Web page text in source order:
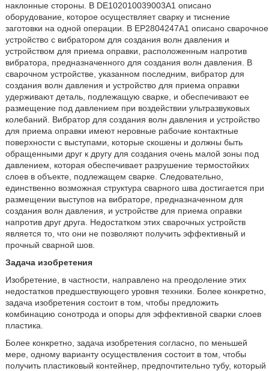
наклонные стороны. В DE102010039003А1 описано
оборудование, которое осуществляет сварку и тиснение
заготовки на одной операции. В ЕР2804247А1 описано сварочное
устройство с вибратором для создания волн давления и
устройством для приема оправки, расположенным напротив
вибратора, предназначенного для создания волн давления. В
сварочном устройстве, указанном последним, вибратор для
создания волн давления и устройство для приема оправки
удерживают деталь, подлежащую сварке, и обеспечивают ее
размещение под давлением при воздействии ультразвуковых
колебаний. Вибратор для создания волн давления и устройство
для приема оправки имеют неровные рабочие контактные
поверхности с выступами, которые скошены и должны быть
обращенными друг к другу для создания очень малой зоны под
давлением, которая обеспечивает разрушение термостойких
слоев в объекте, подлежащем сварке. Следовательно,
единственно возможная структура сварного шва достигается при
размещении выступов на вибраторе, предназначенном для
создания волн давления, и устройстве для приема оправки
напротив друг друга. Недостатком этих сварочных устройств
является то, что они не позволяют получить эффективный и
прочный сварной шов.
Задача изобретения
Изобретение, в частности, направлено на преодоление этих
недостатков предшествующего уровня техники. Более конкретно,
задача изобретения состоит в том, чтобы предложить
комбинацию сонотрода и опоры для эффективной сварки слоев
пластика.
Более конкретно, задача изобретения согласно, по меньшей
мере, одному варианту осуществления состоит в том, чтобы
получить пластиковый контейнер, предпочтительно тубу, который